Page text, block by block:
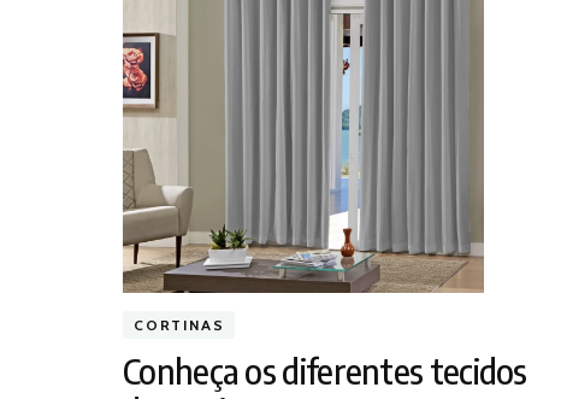
CORTINAS
Conheça os diferentes tecidos